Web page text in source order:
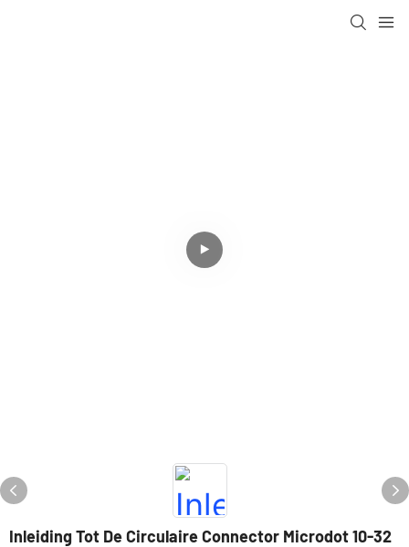
Inleiding Tot De Circulaire Connector Microdot 10-32